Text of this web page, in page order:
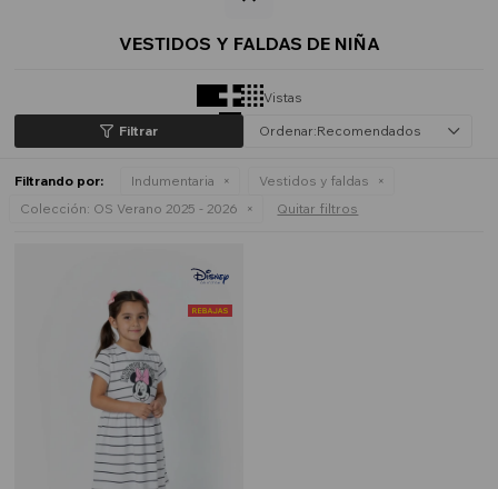
VESTIDOS Y FALDAS DE NIÑA
Vistas
Recomendados
Filtrando por: Indumentaria
Vestidos y faldas
Colección: OS Verano 2025 - 2026 Quitar filtros